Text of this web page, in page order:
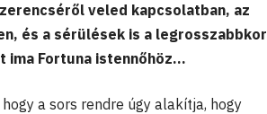
veled kapcsolatban, az
és a sérülések is a legrosszabbkor
Fortuna istennőhöz...
a sors rendre úgy alakítja, hogy